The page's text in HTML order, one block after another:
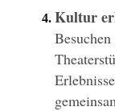
Kultur